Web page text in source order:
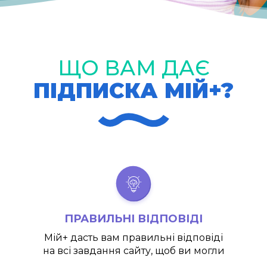
ЩО ВАМ ДАЄ
ПІДПИСКА МІЙ+?
ПРАВИЛЬНІ ВІДПОВІДІ
Мій+ дасть вам правильні відповіді
на всі завдання сайту, щоб ви могли